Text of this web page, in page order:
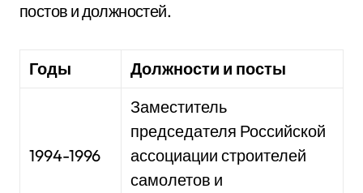
постов и должностей.
Годы Должности и посты
1994-1996
Заместитель
председателя Российской
ассоциации строителей
самолетов и